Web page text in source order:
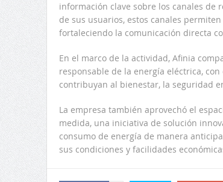
información clave sobre los canales de
de sus usuarios, estos canales
fortaleciendo la comunicación directa
En el marco de la actividad, Afinia
responsable de la energía eléctrica,
contribuyan al bienestar, la seguridad
La empresa también aprovechó el
medida, una iniciativa de solución
consumo de energía de manera
sus condiciones y facilidades